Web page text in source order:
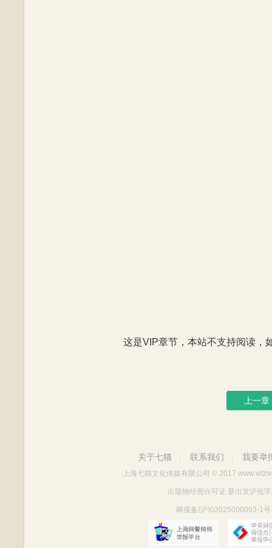
这是VIP章节，本站不支持阅读，
上一章
关于七猫 联系我们 我要举
上海七猫文化传媒有限公司 © 2017
出版物经营许可证 新出发沪批
网视备(沪)02025000093-1